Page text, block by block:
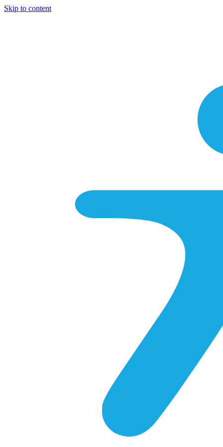
Skip to content